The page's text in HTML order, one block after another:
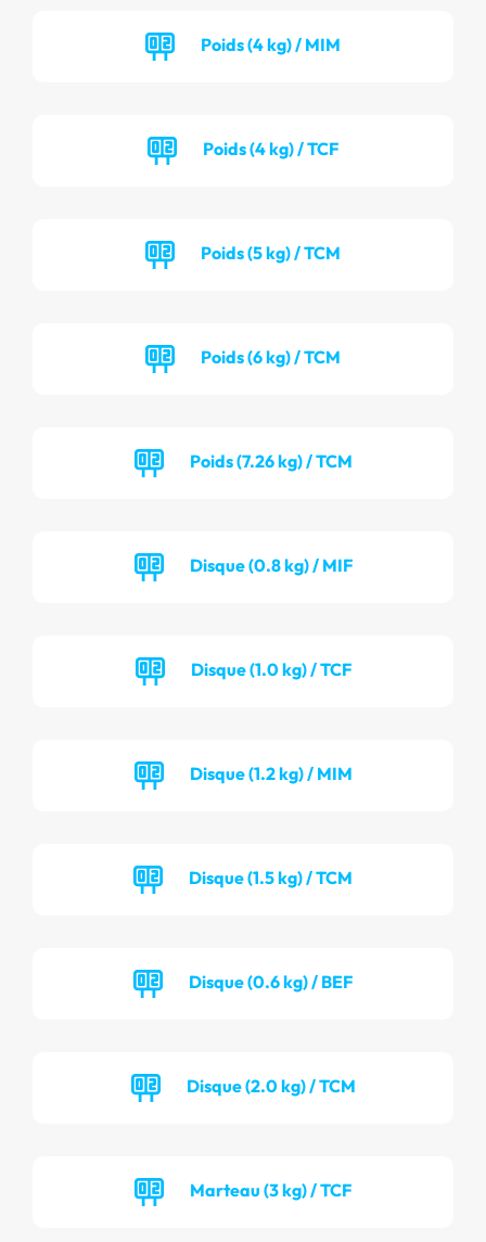
Poids (4 kg) / MIM
Poids (4 kg) / TCF
Poids (5 kg) / TCM
Poids (6 kg) / TCM
Poids (7.26 kg) / TCM
Disque (0.8 kg) / MIF
Disque (1.0 kg) / TCF
Disque (1.2 kg) / MIM
Disque (1.5 kg) / TCM
Disque (0.6 kg) / BEF
Disque (2.0 kg) / TCM
Marteau (3 kg) / TCF